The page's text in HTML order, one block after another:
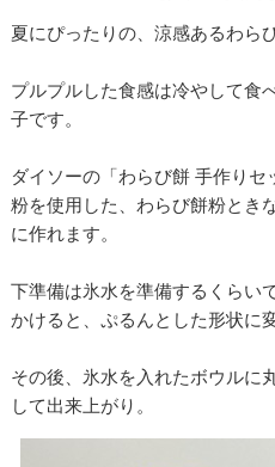
夏にぴったりの、涼感あるわらび
プルプルした食感は冷やして食
子です。
ダイソーの「わらび餅 手作り
粉を使用した、わらび餅粉とき
に作れます。
下準備は氷水を準備するくらい
かけると、ぷるんとした形状に
その後、氷水を入れたボウルに
して出来上がり。